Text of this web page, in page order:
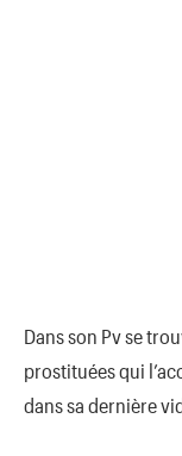
Dans son Pv se
prostituées qui
dans sa dernière